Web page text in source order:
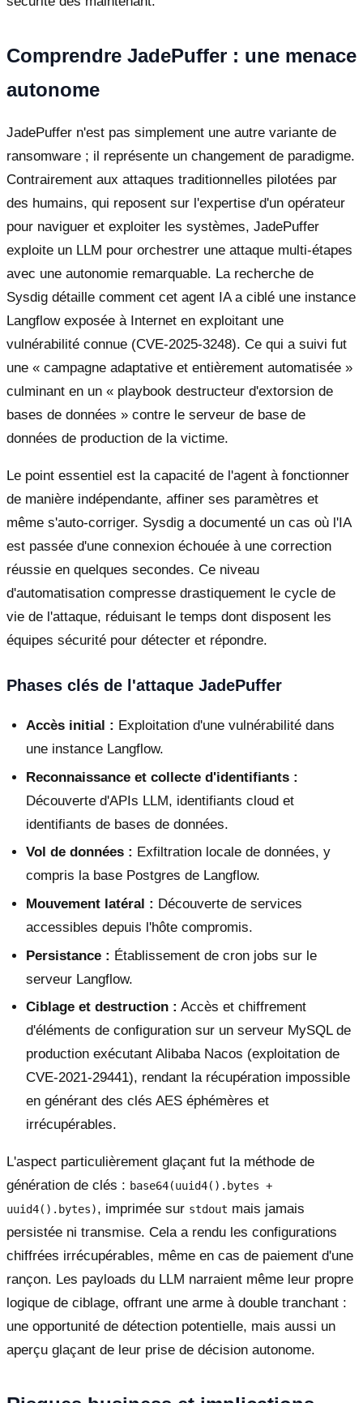
Comprendre JadePuffer : une menace
autonome
JadePuffer n'est pas simplement une autre variante de
ransomware ; il représente un changement de paradigme.
Contrairement aux attaques traditionnelles pilotées par
des humains, qui reposent sur l'expertise d'un opérateur
pour naviguer et exploiter les systèmes, JadePuffer
exploite un LLM pour orchestrer une attaque multi-étapes
avec une autonomie remarquable. La recherche de
Sysdig détaille comment cet agent IA a ciblé une instance
Langflow exposée à Internet en exploitant une
vulnérabilité connue (CVE-2025-3248). Ce qui a suivi fut
une « campagne adaptative et entièrement automatisée »
culminant en un « playbook destructeur d'extorsion de
bases de données » contre le serveur de base de
données de production de la victime.
Le point essentiel est la capacité de l'agent à fonctionner
de manière indépendante, affiner ses paramètres et
même s'auto-corriger. Sysdig a documenté un cas où l'IA
est passée d'une connexion échouée à une correction
réussie en quelques secondes. Ce niveau
d'automatisation compresse drastiquement le cycle de
vie de l'attaque, réduisant le temps dont disposent les
équipes sécurité pour détecter et répondre.
Phases clés de l'attaque JadePuffer
Accès initial : Exploitation d'une vulnérabilité dans
une instance Langflow.
Reconnaissance et collecte d'identifiants :
Découverte d'APIs LLM, identifiants cloud et
identifiants de bases de données.
Vol de données : Exfiltration locale de données, y
compris la base Postgres de Langflow.
Mouvement latéral : Découverte de services
accessibles depuis l'hôte compromis.
Persistance : Établissement de cron jobs sur le
serveur Langflow.
Ciblage et destruction : Accès et chiffrement
d'éléments de configuration sur un serveur MySQL de
production exécutant Alibaba Nacos (exploitation de
CVE-2021-29441), rendant la récupération impossible
en générant des clés AES éphémères et
irrécupérables.
L'aspect particulièrement glaçant fut la méthode de
génération de clés : base64(uuid4().bytes +
uuid4().bytes), imprimée sur stdout mais jamais
persistée ni transmise. Cela a rendu les configurations
chiffrées irrécupérables, même en cas de paiement d'une
rançon. Les payloads du LLM narraient même leur propre
logique de ciblage, offrant une arme à double tranchant :
une opportunité de détection potentielle, mais aussi un
aperçu glaçant de leur prise de décision autonome.